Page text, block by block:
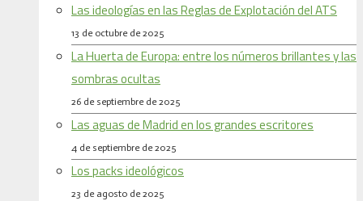
Las ideologías en las Reglas de Explotación del ATS
13 de octubre de 2025
La Huerta de Europa: entre los números brillantes y las
sombras ocultas
26 de septiembre de 2025
Las aguas de Madrid en los grandes escritores
4 de septiembre de 2025
Los packs ideológicos
23 de agosto de 2025